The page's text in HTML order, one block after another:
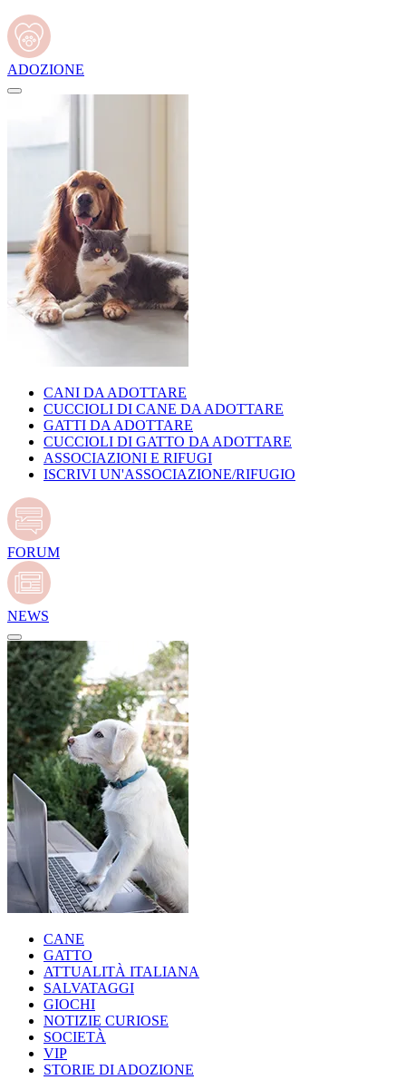
ADOZIONE
CANI DA ADOTTARE
CUCCIOLI DI CANE DA ADOTTARE
GATTI DA ADOTTARE
CUCCIOLI DI GATTO DA ADOTTARE
ASSOCIAZIONI E RIFUGI
ISCRIVI UN'ASSOCIAZIONE/RIFUGIO
FORUM
NEWS
CANE
GATTO
ATTUALITÀ ITALIANA
SALVATAGGI
GIOCHI
NOTIZIE CURIOSE
SOCIETÀ
VIP
STORIE DI ADOZIONE